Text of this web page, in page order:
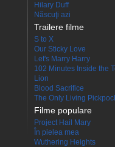
Hilary Duff
Născuţi azi
Trailere filme
S to X
Our Sticky Love
Let's Marry Harry
102 Minutes Inside the
Lion
Blood Sacrifice
The Only Living
Filme populare
Project Hail Mary
În pielea mea
Wuthering Heights